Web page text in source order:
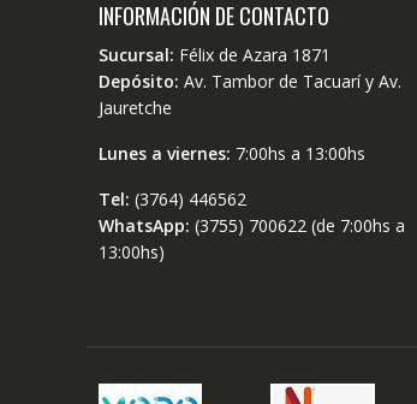
INFORMACIÓN DE CONTACTO
Sucursal: Félix de Azara 1871
Depósito: Av. Tambor de Tacuarí y Av.
Jauretche
Lunes a viernes: 7:00hs a 13:00hs
Tel: (3764) 446562
WhatsApp: (3755) 700622 (de 7:00hs a
13:00hs)